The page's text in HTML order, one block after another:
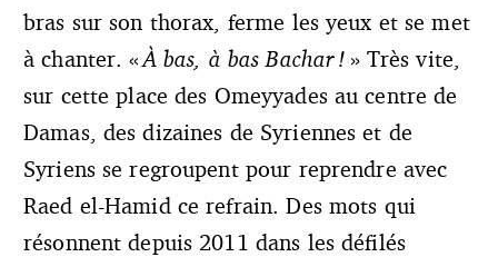
Crédit photo : © Shamsnn (Creative Commons)
bras sur son thorax, ferme les yeux et se met
à chanter. «À bas, à bas Bachar ! » Très vite,
sur cette place des Omeyyades au centre de
Damas, des dizaines de Syriennes et de
Syriens se regroupent pour reprendre avec
Raed el-Hamid ce refrain. Des mots qui
résonnent depuis 2011 dans les défilés